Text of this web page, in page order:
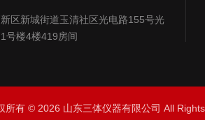
区新城街道玉清社区光电路155号光
号楼4楼419房间
所有 © 2026 山东三体仪器有限公司 All